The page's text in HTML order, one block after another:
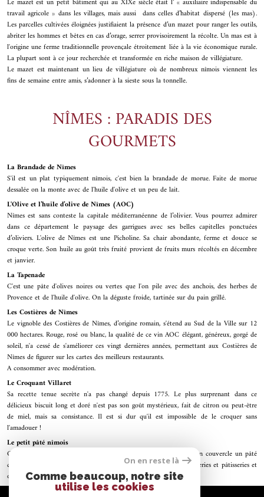
travail agricole » dans les villages, mais aussi dans celles d’habitat dispersé (les mas).
Les parcelles cultivées éloignées justifiaient la présence d’un mazet pour ranger les outils,
abriter les hommes et bêtes en cas d’orage, serrer provisoirement la récolte. Un mas est à
l'origine une ferme traditionnelle provençale étroitement liée à la vie économique rurale.
La plupart sont à ce jour recherchée et transformée en riche maison de villégiature.
Le mazet est maintenant un lieu de villégiature où de nombreux nîmois viennent les
fins de semaine entre amis, s’adonner à la sieste sous la tonnelle.
NÎMES : PARADIS DES
GOURMETS
La Brandade de Nîmes
S'il est un plat typiquement nîmois, c'est bien la brandade de morue. Faite de morue
dessalée on la monte avec de l'huile d'olive et un peu de lait.
L'Olive et l’huile d’olive de Nîmes (AOC)
Nîmes est sans conteste la capitale méditerranéenne de l’olivier. Vous pourrez admirer
dans ce département le paysage des garrigues avec ses belles capitelles ponctuées
d’oliviers. L'olive de Nîmes est une Picholine. Sa chair abondante, ferme et douce se
croque verte. Son huile au goût très fruité provient de fruits murs récoltés en décembre
et janvier.
La Tapenade
C'est une pâte d'olives noires ou vertes que l'on pile avec des anchois, des herbes de
Provence et de l'huile d'olive. On la déguste froide, tartinée sur du pain grillé.
Les Costières de Nîmes
Le vignoble des Costières de Nîmes, d’origine romain, s'étend au Sud de la Ville sur 12
000 hectares. Rouge, rosé ou blanc, la qualité de ce vin AOC élégant, généreux, gorgé de
soleil, n'a cessé de s'améliorer ces vingt dernières années, permettant aux Costières de
Nîmes de figurer sur les cartes des meilleurs restaurants.
A consommer avec modération.
Le Croquant Villaret
Sa recette tenue secrète n'a pas changé depuis 1775. Le plus surprenant dans ce
délicieux biscuit long et doré n'est pas son goût mystérieux, fait de citron ou peut-être
de miel, mais sa consistance. Il est si dur qu'il est impossible de le croquer sans
l'amadouer !
Le petit pâté nîmois
C'est une jolie croûte blonde, petite boîte ronde qui cache sous son couvercle un pâté
des plus savoureux. On le trouve aux halles, dans quelques charcuteries et pâtisseries et
on le déguste chaud.
On en reste là
Comme beaucoup, notre site
utilise les cookies